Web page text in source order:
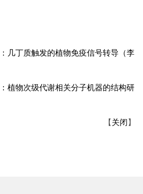
几丁质触发的植物免疫信号转导（李
植物次级代谢相关分子机器的结构研
【关闭】